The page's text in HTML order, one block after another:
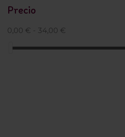
Precio
0,00 € - 34,00 €